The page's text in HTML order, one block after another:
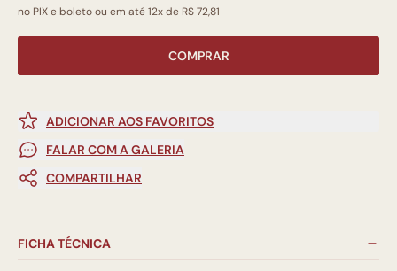
no PIX e boleto ou em até 12x de R$ 72,81
COMPRAR
ADICIONAR AOS FAVORITOS
FALAR COM A GALERIA
COMPARTILHAR
FICHA TÉCNICA